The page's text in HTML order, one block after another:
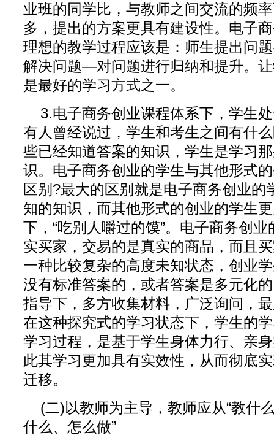
业班的同学比，与教师之间交流的频
多，提出的方案更具有建设性。电子
理想的教学过程应该是：师生提出问
解决问题—对问题进行归纳和提升。
是最好的学习方式之一。
3.电子商务创业课程体系下，学生
有人曾经说过，学生和考生之间有什
些已经知道答案的知识，学生是学习
识。电子商务创业的学生与其他形式
区别?最大的区别就是电子商务创业的
知的知识，而其他形式的创业的学生
下，“吃别人嚼过的馍”。电子商务创
实买家，交易的是真实的商品，而且
一种比较复杂的高度未知状态，创业
没有标准答案的，或者答案是多元化
指导下，多方收集材料，广泛询问，
在这种探究式的学习状态下，学生的
学习过程，是基于学生身体力行、亲
此其学习更加具有实效性，从而彻底
迁移。
(二)以教师为主导，教师应从“教什
什么、怎么做”